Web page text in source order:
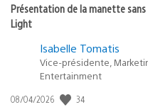
Présentation de la manette
Light
Isabelle Tomatis
Vice-présidente,
Entertainment
Date
08/04/2026 34